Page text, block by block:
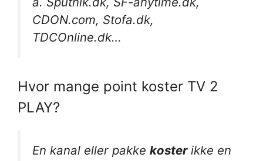
CDON.com, Stofa.dk,
TDCOnline.dk…
Hvor mange point koster TV 2
PLAY?
En kanal eller pakke kosterikke en